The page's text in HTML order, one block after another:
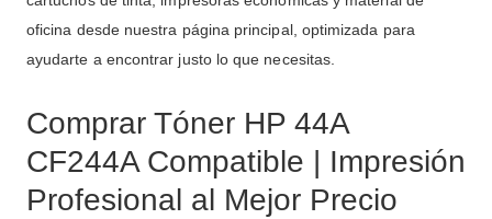
oficina desde nuestra página principal, optimizada para
ayudarte a encontrar justo lo que necesitas.
Comprar Tóner HP 44A
CF244A Compatible | Impresión
Profesional al Mejor Precio